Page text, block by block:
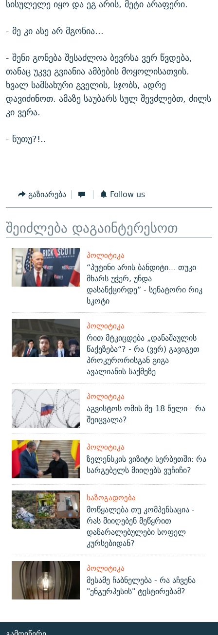
სისულელე იყო და ეგ არის, მეტი არაფერი.
- მე კი ასე არ მგონია...
- შენი გონება შესაძლოა ბევრსა ვერ წვდება,
თანაც უკვე გვიანია ამბების მოყოლისათვის.
ხვალ სამსახური გველის, სჯობს, ადრე
დავიძინოთ. ამაზე საუბარს სულ შევძლებთ, ძილს
კი ვერა.
- ნუთუ?!..
გაზიარება Follow us
შეიძლება დაგაინტერესოთ
ᲞᲝᲚᲘᲢᲘᲙᲐ
“პუტინი არის ბანდიტი... თუკი
მხარს უჭერ, უნდა
დასანქცირდე” - სენატორი რიკ
სკოტი
ᲞᲝᲚᲘᲢᲘᲙᲐ
რით მტკიცდება „დანაშაულის
წაქეზება“? - რა (ვერ) გავიგეთ
პროკურორისგან გიგა
ავალიანის საქმეზე
ᲞᲝᲚᲘᲢᲘᲙᲐ
აგვისტოს ომის მე-18 წელი - რა
შეიცვალა?
ᲞᲝᲚᲘᲢᲘᲙᲐ
ზელენსკის ვიზიტი სერბეთში: რა
სარგებელს მიიღებს ვუჩიჩი?
ᲡᲐᲖᲝᲒᲐᲓᲝᲔᲑᲐ
მოწყალება თუ კომპენსაცია -
რას მიიღებენ მეწყრით
დაზარალებულები სოფელ
კურსებიდან?
ᲞᲝᲚᲘᲢᲘᲙᲐ
მესამე ჩაბნელება - რა აჩვენა
"ენგურჰესის" ტესტირებამ?